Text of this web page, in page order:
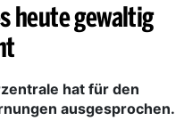
heute gewaltig
hat für den
ausgesprochen.